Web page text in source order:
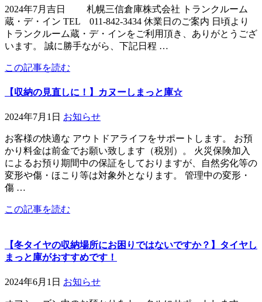
2024年7月吉日 札幌三信倉庫株式会社 トランクルーム
蔵・デ・イン TEL 011-842-3434 休業日のご案内 日頃より
トランクルーム蔵・デ・インをご利用頂き、ありがとうござ
います。 誠に勝手ながら、下記日程 …
この記事を読む
【収納の見直しに！】カヌーしまっと庫☆
2024年7月1日 お知らせ
お客様の快適な アウトドアライフをサポートします。 お預
かり料金は前金でお願い致します（税別）。 火災保険加入
によるお預り期間中の保証をしておりますが、自然劣化等の
変形や傷・ほこり等は対象外となります。 管理中の変形・
傷 …
この記事を読む
【冬タイヤの収納場所にお困りではないですか？】タイヤし
まっと庫がおすすめです！
2024年6月1日 お知らせ